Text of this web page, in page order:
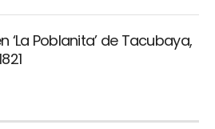
‘La Poblanita’ de Tacubaya,